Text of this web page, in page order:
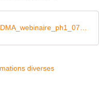
MAMP_SDMA_webinaire_ph1_070325
diverses